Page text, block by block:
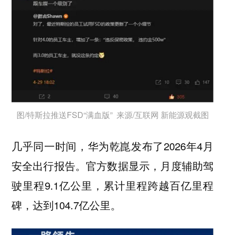
图/特斯拉推送FSD“满血版” 来源/互联网 新能源观截图
几乎同一时间，华为乾崑发布了2026年4月
安全出行报告。官方数据显示，月度辅助驾
驶里程9.1亿公里，累计里程跨越百亿里程
碑，达到104.7亿公里。